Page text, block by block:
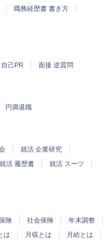
職務経歴書 書き方
自己PR 面接 逆質問
円満退職
就活 企業研究
就活 履歴書
就活 スーツ
険 社会保険
年末調整
は 月収とは
月給とは